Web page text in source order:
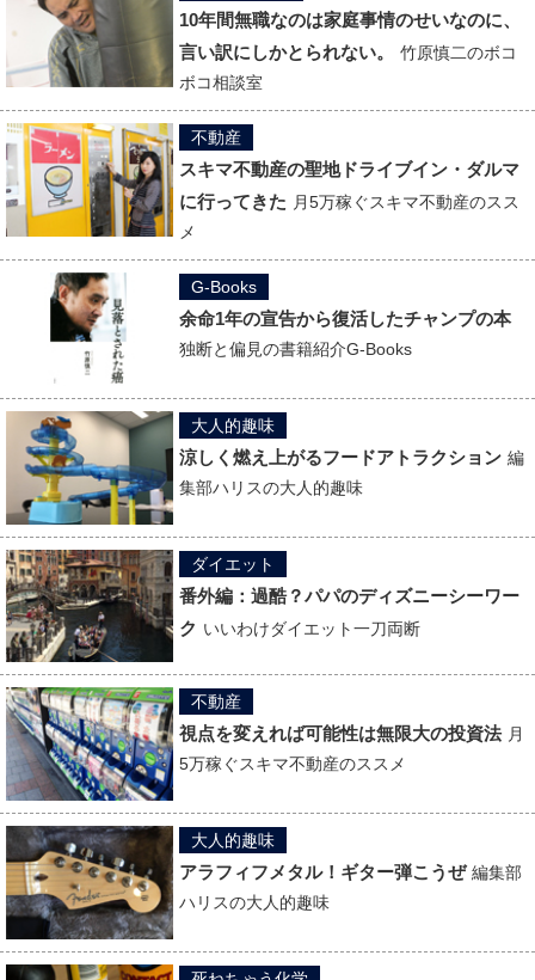
10年間無職なのは家庭事情のせいなのに、
言い訳にしかとられない。
竹原慎二のボコ
ボコ相談室
不動産
スキマ不動産の聖地ドライブイン・ダルマ
に行ってきた 月5万稼ぐスキマ不動産のスス
メ
G-Books
余命1年の宣告から復活したチャンプの本
独断と偏見の書籍紹介G-Books
大人的趣味
涼しく燃え上がるフードアトラクション 編
集部ハリスの大人的趣味
ダイエット
番外編：過酷？パパのディズニーシーワー
ク いいわけダイエット一刀両断
不動産
視点を変えれば可能性は無限大の投資法 月
5万稼ぐスキマ不動産のススメ
大人的趣味
アラフィフメタル！ギター弾こうぜ 編集部
ハリスの大人的趣味